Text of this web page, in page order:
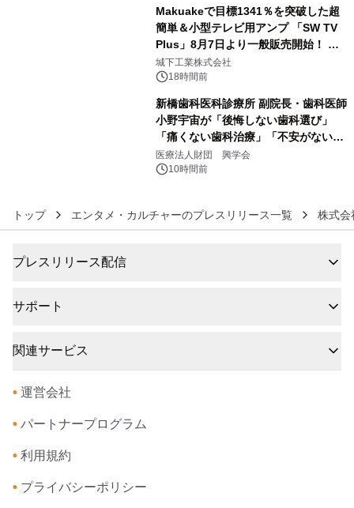
Makuakeで目標1341％を突破した超
簡単＆小型テレビ用アンプ 「SW TV
Plus」8月7日より一般販売開始！ ケ
ーブル1本つなぐだけ、テレビの音が
ぐっと豊かに
城下工業株式会社
18時間前
新橋歯科医科診療所 副院長・歯科医師
小野宇宙が「後悔しない歯科選び」
「痛くない歯科治療」「不安がない治
療計画」をテーマに専門監修
医療法人財団 興学会
10時間前
トップ エンタメ・カルチャーのプレスリリース一覧 株式会
プレスリリース配信
サポート
関連サービス
• 運営会社
• パートナープログラム
• 利用規約
• プライバシーポリシー